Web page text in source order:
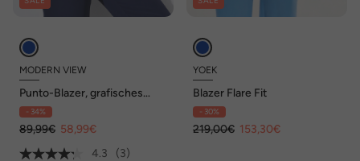
MODERN VIEW
Punto-Blazer, grafisches
Muster, Reverskragen
- 34%
89,99€ 58,99€
4.3
(3)
YOEK
Blazer Flare Fit
- 30%
219,00€ 153,30€